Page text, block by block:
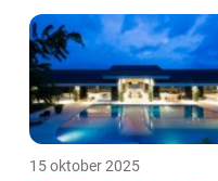
15 oktober 2025